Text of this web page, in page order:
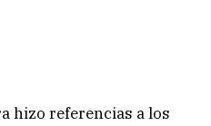
hizo referencias a los